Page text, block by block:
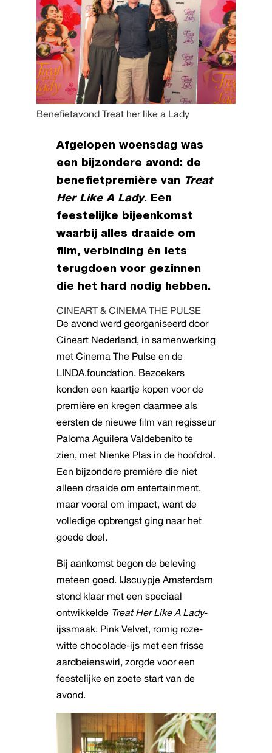
Benefietavond Treat her like a Lady
Afgelopen woensdag was
een bijzondere avond: de
benefietpremière van Treat
Her Like A Lady. Een
feestelijke bijeenkomst
waarbij alles draaide om
film, verbinding én iets
terugdoen voor gezinnen
die het hard nodig hebben.
CINEART & CINEMA THE PULSE
De avond werd georganiseerd door
Cineart Nederland, in samenwerking
met Cinema The Pulse en de
LINDA.foundation. Bezoekers
konden een kaartje kopen voor de
première en kregen daarmee als
eersten de nieuwe film van regisseur
Paloma Aguilera Valdebenito te
zien, met Nienke Plas in de hoofdrol.
Een bijzondere première die niet
alleen draaide om entertainment,
maar vooral om impact, want de
volledige opbrengst ging naar het
goede doel.
Bij aankomst begon de beleving
meteen goed. IJscuypje Amsterdam
stond klaar met een speciaal
ontwikkelde Treat Her Like A Lady-
ijssmaak. Pink Velvet, romig roze-
witte chocolade-ijs met een frisse
aardbeienswirl, zorgde voor een
feestelijke en zoete start van de
avond.